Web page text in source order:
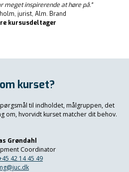
meget inspirerende at høre på."
jurist, Alm. Brand
kursusdeltager
kurset?
til indholdet, målgruppen, det
om, hvorvidt kurset matcher dit behov.
Grøndahl
Coordinator
42 14 45 49